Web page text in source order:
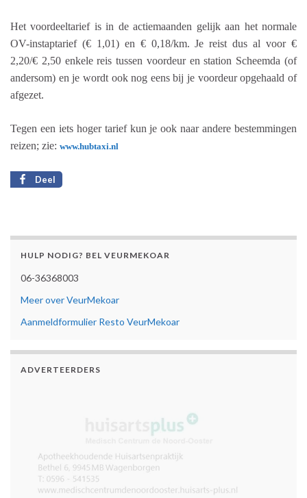
Het voordeeltarief is in de actiemaanden gelijk aan het normale
OV-instaptarief (€ 1,01) en € 0,18/km. Je reist dus al voor €
2,20/€ 2,50 enkele reis tussen voordeur en station Scheemda (of
andersom) en je wordt ook nog eens bij je voordeur opgehaald of
afgezet.
Tegen een iets hoger tarief kun je ook naar andere bestemmingen
reizen; zie: www.hubtaxi.nl
Deel
HULP NODIG? BEL VEURMEKOAR
06-36368003
Meer over VeurMekoar
Aanmeldformulier Resto VeurMekoar
ADVERTEERDERS